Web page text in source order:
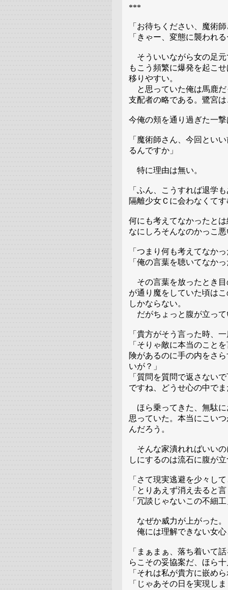
***
「お待ちください、魔術
「きゃー、変態に襲われ
そういいながら女の足元
もこう頻繁に爆発を起こ
移りやすい。
と思っていた俺は馬鹿だ
支配者の略である。鷺宮
今俺の頬を通り過ぎた一
「魔術師さん、今回とい
るんですか」
特に理由は無い。
「ふん、こうすれば退学
隔離少女Ｃに会わなくて
何にも考えてなかったと
なにしろそんなのかっこ
「つまり何も考えてなか
「俺の言葉を聴いてなか
その言葉を放ったとき目
が通り魔をしていた頃は
しかならない。
だがちょっと腹が立って
「貴方がそう言った時、
「そりゃ敵に本当のこと
険があるのに手の内をさ
いが？」
「質問を質問で返さない
ですね、どうせ心の中で
ほら乗ってきた、無駄に
思っていた。本当にこい
んだろう。
そんな家潰れればいいの
しにするのは流石に腹が
「さて現実逃避を少々し
「とりあえず消え去ると
「冗談じゃないこの不細
なぜか威力が上がった。
俺には理解できない女心
「まぁまぁ、落ち着いて
らこその妥協案だ、ほら
「それは私が貴方に嵌め
「じゃあその日を実現し